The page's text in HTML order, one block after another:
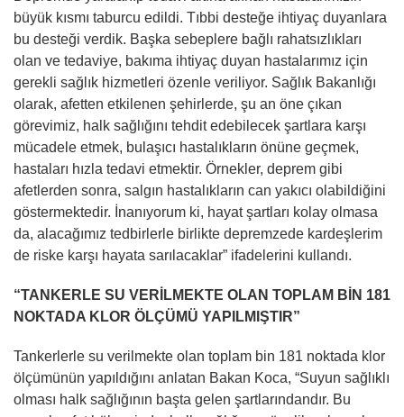
büyük kısmı taburcu edildi. Tıbbi desteğe ihtiyaç duyanlara
bu desteği verdik. Başka sebeplere bağlı rahatsızlıkları
olan ve tedaviye, bakıma ihtiyaç duyan hastalarımız için
gerekli sağlık hizmetleri özenle veriliyor. Sağlık Bakanlığı
olarak, afetten etkilenen şehirlerde, şu an öne çıkan
görevimiz, halk sağlığını tehdit edebilecek şartlara karşı
mücadele etmek, bulaşıcı hastalıkların önüne geçmek,
hastaları hızla tedavi etmektir. Örnekler, deprem gibi
afetlerden sonra, salgın hastalıkların can yakıcı olabildiğini
göstermektedir. İnanıyorum ki, hayat şartları kolay olmasa
da, alacağımız tedbirlerle birlikte depremzede kardeşlerim
de riske karşı hayata sarılacaklar” ifadelerini kullandı.
“TANKERLE SU VERİLMEKTE OLAN TOPLAM BİN 181
NOKTADA KLOR ÖLÇÜMÜ YAPILMIŞTIR”
Tankerlerle su verilmekte olan toplam bin 181 noktada klor
ölçümünün yapıldığını anlatan Bakan Koca, “Suyun sağlıklı
olması halk sağlığının başta gelen şartlarındandır. Bu